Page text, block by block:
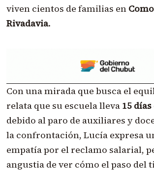
viven cientos de familias en
Rivadavia.
Con una mirada que busca el
relata que su escuela lleva 15
debido al paro de auxiliares y
la confrontación, Lucía expresa
empatía por el reclamo salarial,
angustia de ver cómo el paso del